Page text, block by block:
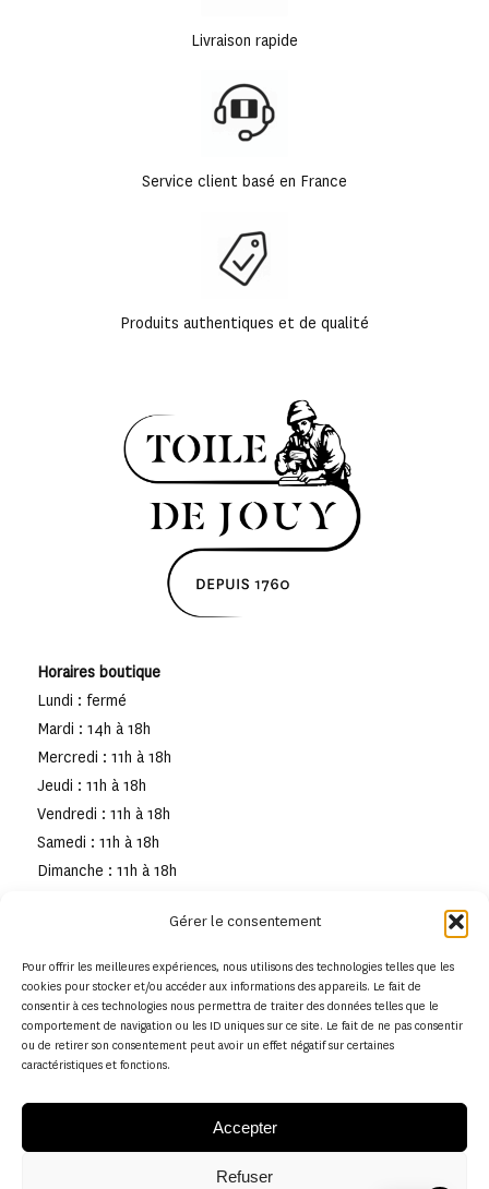
Gérer le consentement
Pour offrir les meilleures expériences, nous utilisons des technologies telles que les
cookies pour stocker et/ou accéder aux informations des appareils. Le fait de
consentir à ces technologies nous permettra de traiter des données telles que le
comportement de navigation ou les ID uniques sur ce site. Le fait de ne pas consentir
ou de retirer son consentement peut avoir un effet négatif sur certaines
caractéristiques et fonctions.
Accepter
Refuser
Livraison rapide
Service client basé en France
Produits authentiques et de qualité
Horaires boutique
Lundi : fermé
Mardi : 14h à 18h
Mercredi : 11h à 18h
Jeudi : 11h à 18h
Vendredi : 11h à 18h
Samedi : 11h à 18h
Dimanche : 11h à 18h